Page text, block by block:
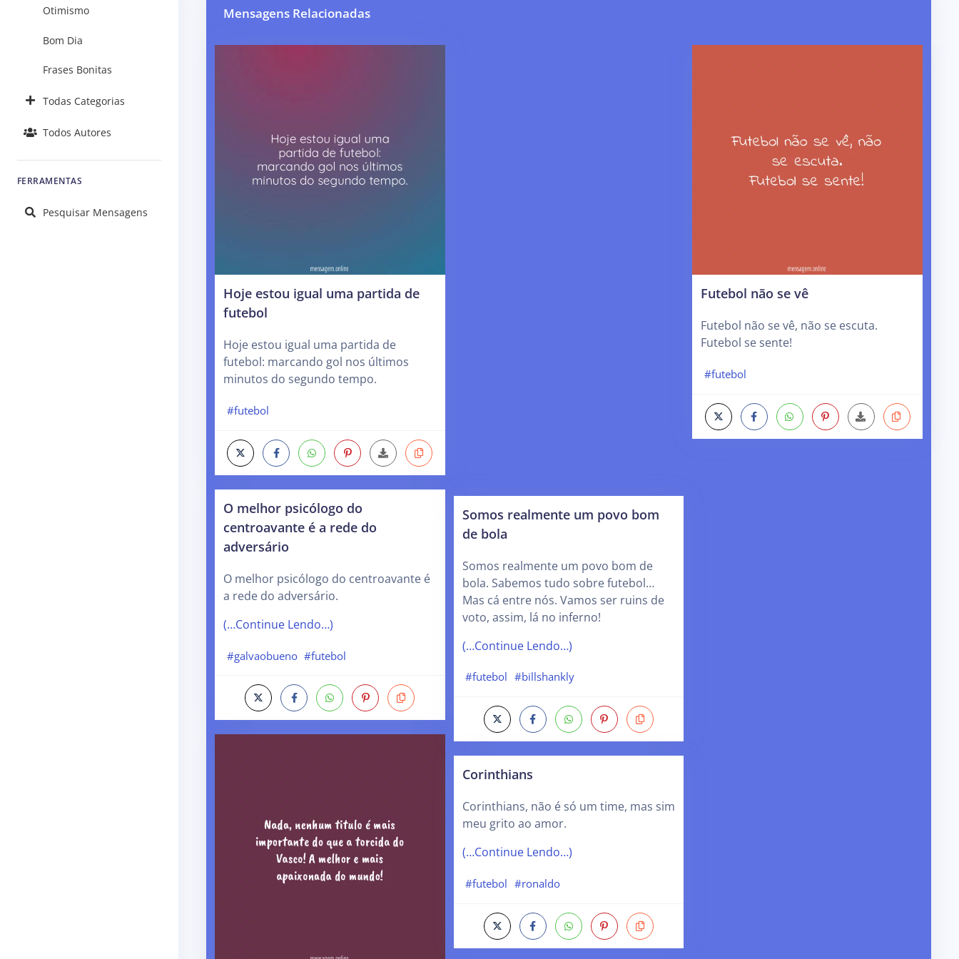
Otimismo
Bom Dia
Frases Bonitas
Todas Categorias
Todos Autores
FERRAMENTAS
Pesquisar Mensagens
Mensagens Relacionadas
Hoje estou igual uma partida de
futebol
Hoje estou igual uma partida de
futebol: marcando gol nos últimos
minutos do segundo tempo.
#futebol
O melhor psicólogo do
centroavante é a rede do
adversário
O melhor psicólogo do centroavante é
a rede do adversário.
(…Continue Lendo…)
#galvaobueno #futebol
Somos realmente um povo bom
de bola
Somos realmente um povo bom de
bola. Sabemos tudo sobre futebol…
Mas cá entre nós. Vamos ser ruins de
voto, assim, lá no inferno!
(…Continue Lendo…)
#futebol #billshankly
Corinthians
Corinthians, não é só um time, mas sim
meu grito ao amor.
(…Continue Lendo…)
#futebol #ronaldo
Futebol não se vê
Futebol não se vê, não se escuta.
Futebol se sente!
#futebol